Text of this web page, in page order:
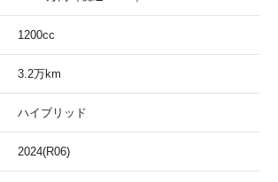
1200cc
3.2万km
ハイブリッド
2024(R06)